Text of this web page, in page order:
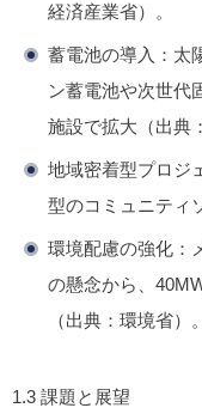
経済産業省）。
蓄電池の導入 ：太
ン蓄電池や次世代
施設で拡大（出典
地域密着型プロジ
型のコミュニティ
環境配慮の強化 ：
の懸念から、
（出典：環境省）
1.3 課題と展望